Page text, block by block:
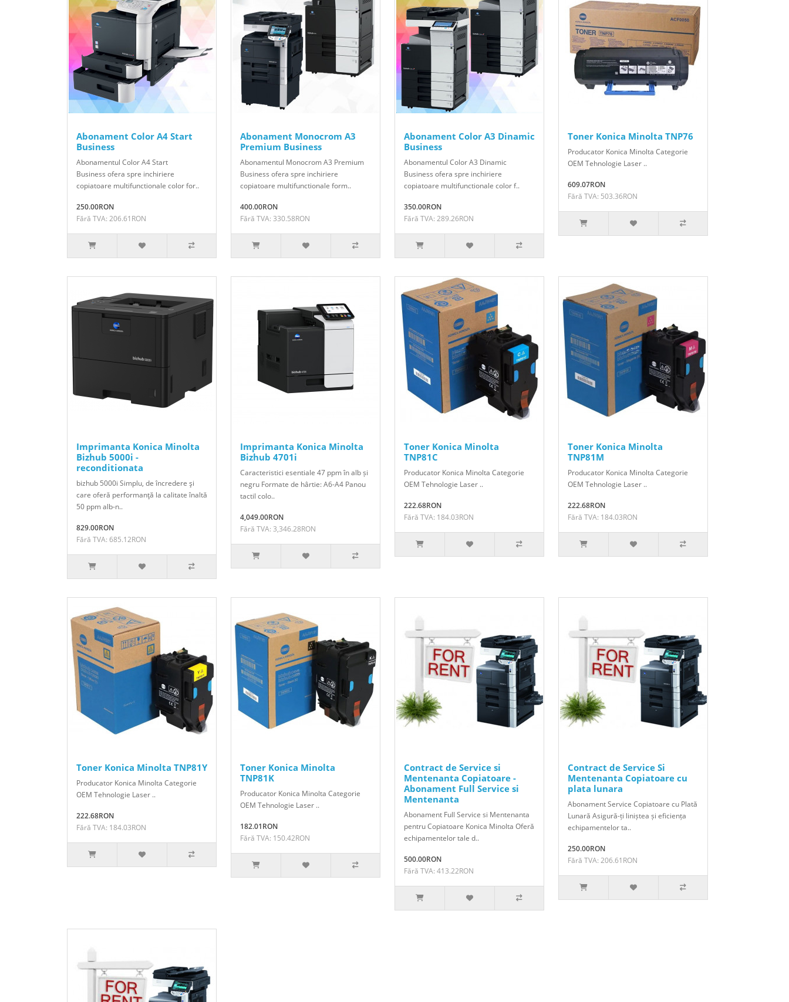
Abonament Color A4 Start
Business
Abonamentul Color A4 Start
Business ofera spre inchiriere
copiatoare multifunctionale color for..
250.00RON
Fără TVA: 206.61RON
Abonament Monocrom A3
Premium Business
Abonamentul Monocrom A3 Premium
Business ofera spre inchiriere
copiatoare multifunctionale form..
400.00RON
Fără TVA: 330.58RON
Abonament Color A3 Dinamic
Business
Abonamentul Color A3 Dinamic
Business ofera spre inchiriere
copiatoare multifunctionale color f..
350.00RON
Fără TVA: 289.26RON
Toner Konica Minolta TNP76
Producator Konica Minolta Categorie
OEM Tehnologie Laser ..
609.07RON
Fără TVA: 503.36RON
Imprimanta Konica Minolta
Bizhub 5000i -
reconditionata
bizhub 5000i Simplu, de încredere şi
care oferă performanţă la calitate înaltă
50 ppm alb-n..
829.00RON
Fără TVA: 685.12RON
Imprimanta Konica Minolta
Bizhub 4701i
Caracteristici esentiale 47 ppm în alb și
negru Formate de hârtie: A6-A4 Panou
tactil colo..
4,049.00RON
Fără TVA: 3,346.28RON
Toner Konica Minolta
TNP81C
Producator Konica Minolta Categorie
OEM Tehnologie Laser ..
222.68RON
Fără TVA: 184.03RON
Toner Konica Minolta
TNP81M
Producator Konica Minolta Categorie
OEM Tehnologie Laser ..
222.68RON
Fără TVA: 184.03RON
Toner Konica Minolta TNP81Y
Producator Konica Minolta Categorie
OEM Tehnologie Laser ..
222.68RON
Fără TVA: 184.03RON
Toner Konica Minolta
TNP81K
Producator Konica Minolta Categorie
OEM Tehnologie Laser ..
182.01RON
Fără TVA: 150.42RON
Contract de Service si
Mentenanta Copiatoare -
Abonament Full Service si
Mentenanta
Abonament Full Service si Mentenanta
pentru Copiatoare Konica Minolta Oferă
echipamentelor tale d..
500.00RON
Fără TVA: 413.22RON
Contract de Service Si
Mentenanta Copiatoare cu
plata lunara
Abonament Service Copiatoare cu Plată
Lunară Asigură-ți liniștea și eficiența
echipamentelor ta..
250.00RON
Fără TVA: 206.61RON